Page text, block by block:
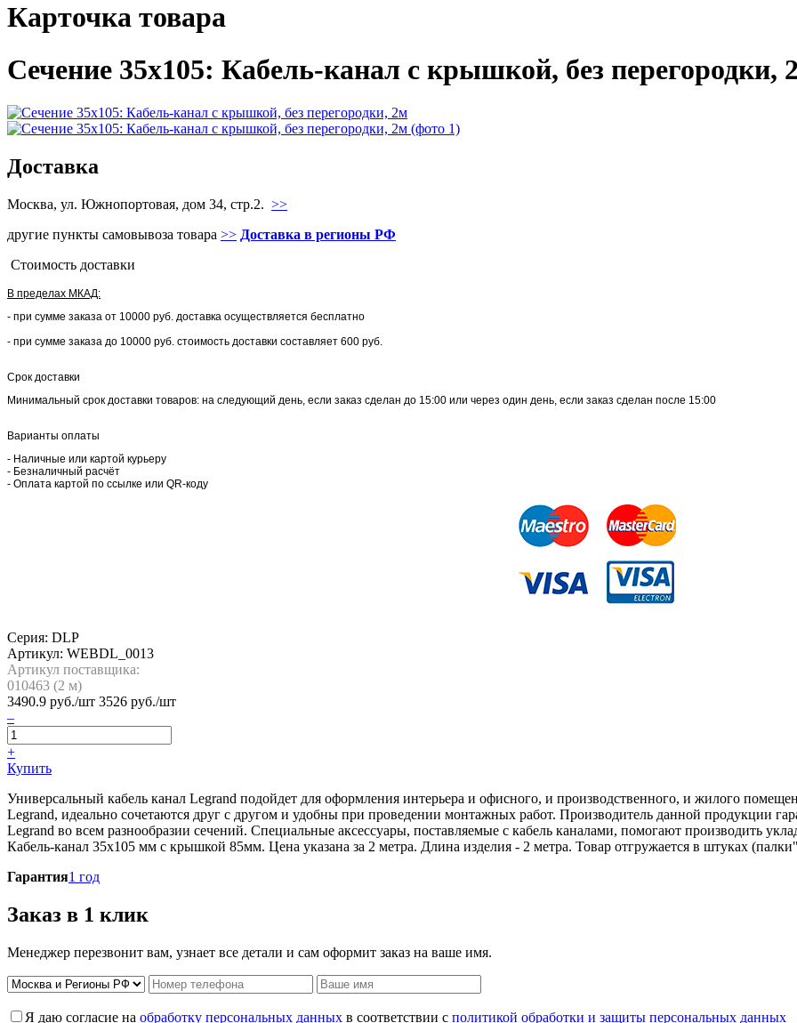
Карточка товара
Сечение 35х105: Кабель-канал с крышкой, без перегородки,
Доставка
Москва, ул. Южнопортовая, дом 34, стр.2. >>
другие пункты самовывоза товара >> Доставка в регионы РФ
Стоимость доставки
В пределах МКАД:
- при сумме заказа от 10000 руб. доставка осуществляется бесплатно
- при сумме заказа до 10000 руб. стоимость доставки составляет 600 руб.
Срок доставки
Минимальный срок доставки товаров: на следующий день, если заказ сделан до 15:00 или через один день, если заказ сделан после 15:00
Варианты оплаты
- Наличные или картой курьеру
- Безналичный расчёт
- Оплата картой по ссылке или QR-коду
Серия: DLP
Артикул: WEBDL_0013
Артикул поставщика:
010463 (2 м)
3490.9 руб./шт 3526 руб./шт
–
+
Купить
Универсальный кабель канал Legrand подойдет для оформления интерьера и офисного, и производственного, и жилого
Legrand, идеально сочетаются друг с другом и удобны при проведении монтажных работ. Производитель данной продукции
Legrand во всем разнообразии сечений. Специальные аксессуары, поставляемые с кабель каналами, помогают производить
Кабель-канал 35х105 мм с крышкой 85мм. Цена указана за 2 метра. Длина изделия - 2 метра. Товар отгружается в штуках
Гарантия1 год
Заказ в 1 клик
Менеджер перезвонит вам, узнает все детали и сам оформит заказ на ваше имя.
Я даю согласие на обработку персональных данных в соответствии с политикой обработки и защиты персональных данных